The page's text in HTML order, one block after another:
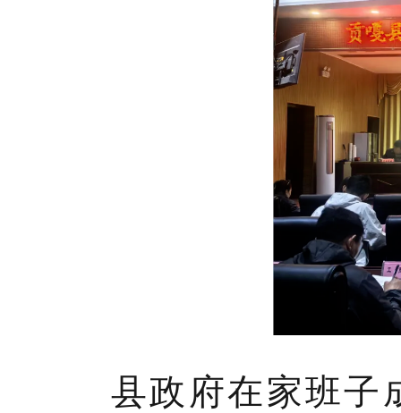
县政府在家班子